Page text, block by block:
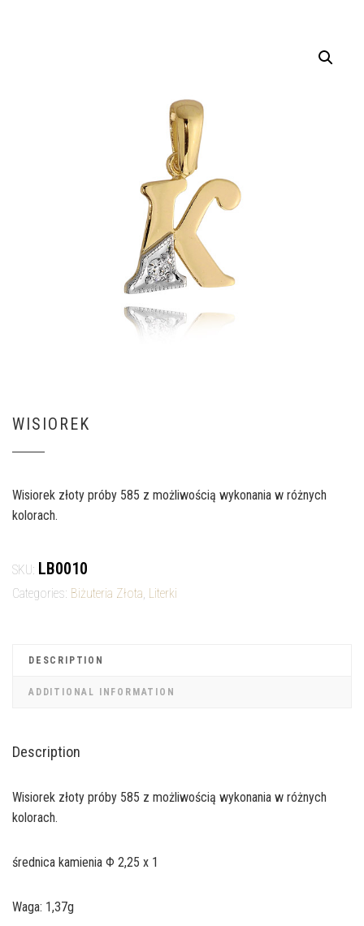
WISIOREK
Wisiorek złoty próby 585 z możliwością wykonania w różnych
kolorach.
SKU: LB0010
Categories: Biżuteria Złota Literki
DESCRIPTION
ADDITIONAL INFORMATION
Description
Wisiorek złoty próby 585 z możliwością wykonania w różnych
kolorach.
średnica kamienia Φ 2,25 x 1
Waga: 1,37g